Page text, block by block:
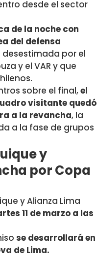
desde el sector
de la noche con
del defensa
desestimada por el
y el VAR y que
sobre el final,el
visitante quedó
a la revancha, la
a la fase de grupos
y
por Copa
y Alianza Lima
11 de marzo a las
se desarrollará en
de Lima.